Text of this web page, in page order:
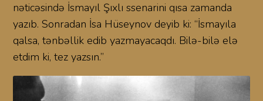
nəticəsində İsmayıl Şıxlı ssenarini qısa zamanda
yazıb. Sonradan İsa Hüseynov deyib ki: “İsmayıla
qalsa, tənbəllik edib yazmayacaqdı. Bilə-bilə elə
etdim ki, tez yazsın.”